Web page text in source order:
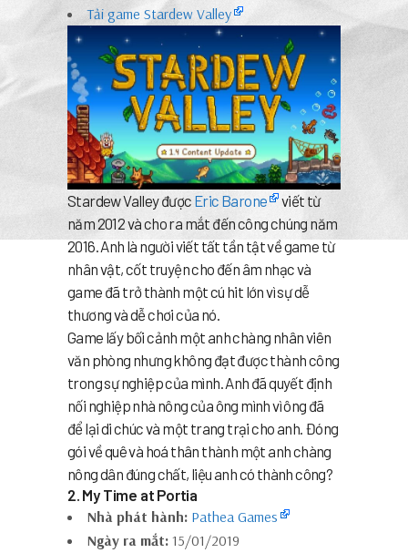
Tải game Stardew Valley
Stardew Valley được Eric Barone
viết từ
năm 2012 và cho ra mắt đến công chúng năm
2016. Anh là người viết tất tần tật về game từ
nhân vật, cốt truyện cho đến âm nhạc và
game đã trở thành một cú hit lớn vì sự dễ
thương và dễ chơi của nó.
Game lấy bối cảnh một anh chàng nhân viên
văn phòng nhưng không đạt được thành công
trong sự nghiệp của mình. Anh đã quyết định
nối nghiệp nhà nông của ông mình vì ông đã
để lại di chúc và một trang trại cho anh. Đóng
gói về quê và hoá thân thành một anh chàng
nông dân đúng chất, liệu anh có thành công?
2. My Time at Portia
Nhà phát hành: Pathea Games
Ngày ra mắt: 15/01/2019